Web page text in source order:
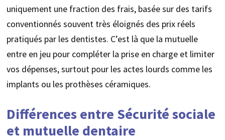
uniquement une fraction des frais, basée sur des tarifs
conventionnés souvent très éloignés des prix réels
pratiqués par les dentistes. C’est là que la mutuelle
entre en jeu pour compléter la prise en charge et limiter
vos dépenses, surtout pour les actes lourds comme les
implants ou les prothèses céramiques.
Différences entre Sécurité sociale
et mutuelle dentaire